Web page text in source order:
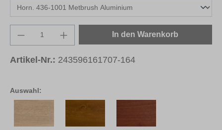
Auswahl:
Produkt Anzahl: Gib den gewünschten
In den Warenkorb
Artikel-Nr.: 243596161707-164